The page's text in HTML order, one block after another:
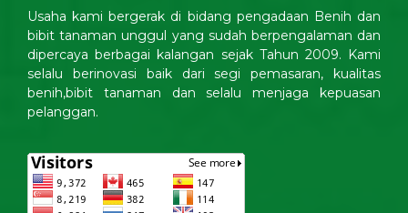
Usaha kami bergerak di bidang pengadaan Benih dan
bibit tanaman unggul yang sudah berpengalaman dan
dipercaya berbagai kalangan sejak Tahun 2009. Kami
selalu berinovasi baik dari segi pemasaran, kualitas
benih,bibit tanaman dan selalu menjaga kepuasan
pelanggan.